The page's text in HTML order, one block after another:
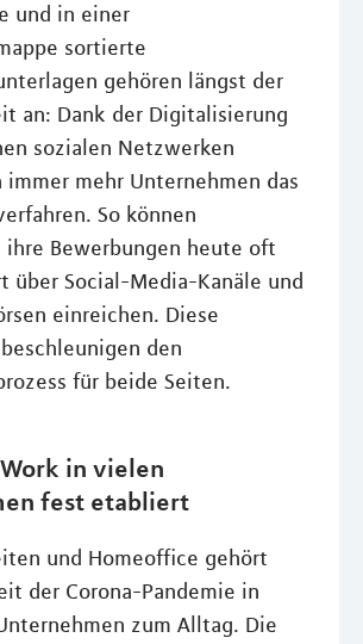
und in einer
sortierte
gehören längst der
an: Dank der Digitalisierung
sozialen Netzwerken
mehr Unternehmen das
So können
ihre Bewerbungen heute oft
über Social-Media-Kanäle und
einreichen. Diese
den
für beide Seiten.
in vielen
fest etabliert
und Homeoffice gehört
der Corona-Pandemie in
zum Alltag. Die